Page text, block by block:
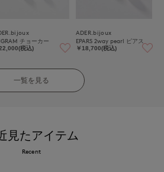
チョーカー
税込)
ADER.bijoux
EPARS 2way pearl ピアス
￥18,700(税込)
一覧を見る
見たアイテム
Recent